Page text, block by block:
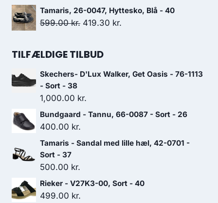
600.00 kr..420.00 kr..
oprindelige
pris
aktuelle
Tamaris, 26-0047, Hyttesko, Blå - 40
599.00kr. Den
599.00 kr..
419.30 kr.
419.30 kr..
TILFÆLDIGE TILBUD
Skechers- D'Lux Walker, Get Oasis - 76-1113
- Sort - 38
1,000.00 kr.
Bundgaard - Tannu, 66-0087 - Sort - 26
400.00 kr.
Tamaris - Sandal med lille hæl, 42-0701 -
Sort - 37
500.00 kr.
Rieker - V27K3-00, Sort - 40
499.00 kr.